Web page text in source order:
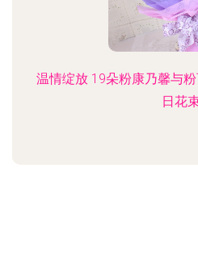
温情绽放 19朵粉康乃馨与
日花